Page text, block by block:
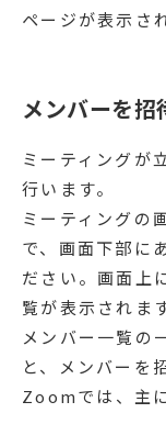
ページが表示さ
メンバーを招
ミーティングが
行います。
ミーティングの
で、画面下部に
ださい。画面上
覧が表示されます
メンバー一覧の
と、メンバーを
Zoomでは、主